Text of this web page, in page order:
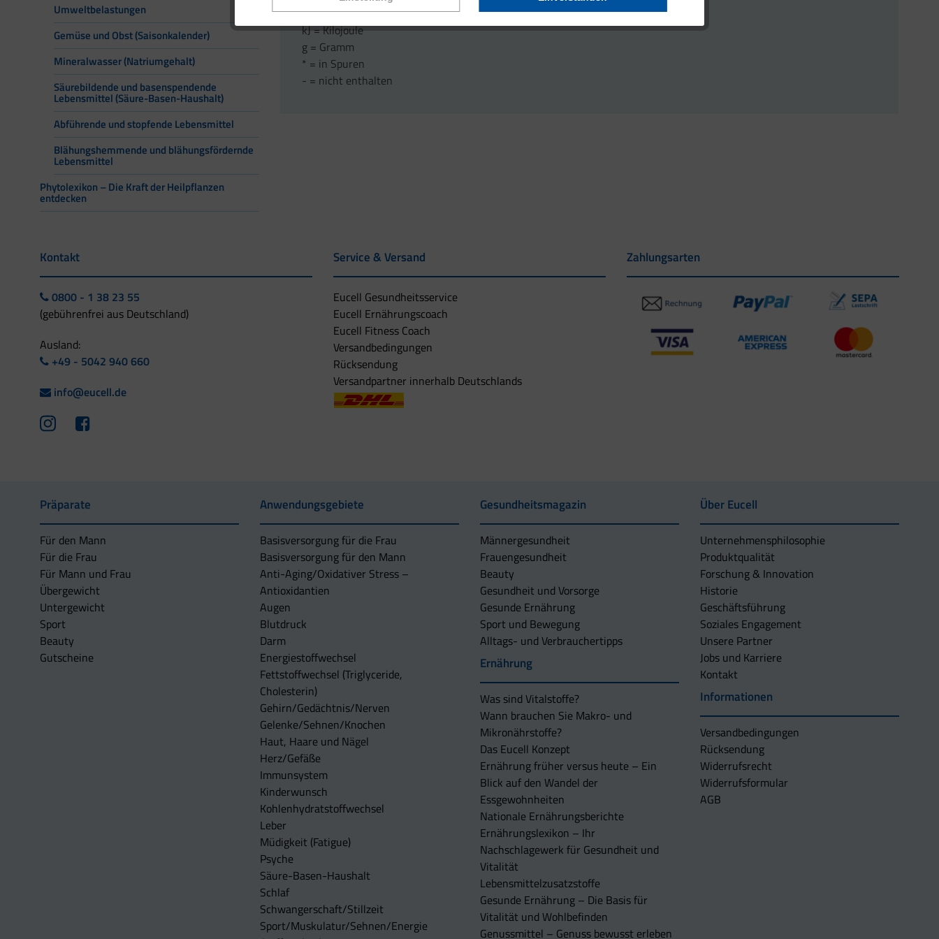
Umweltbelastungen
Gemüse und Obst (Saisonkalender)
Mineralwasser (Natriumgehalt)
Säurebildende und basenspendende
Lebensmittel (Säure-Basen-Haushalt)
Abführende und stopfende Lebensmittel
Blähungshemmende und blähungsfördernde
Lebensmittel
Phytolexikon – Die Kraft der Heilpflanzen
entdecken
kcal = Kilokalorien
kJ = Kilojoule
g = Gramm
* = in Spuren
- = nicht enthalten
Kontakt
0800 - 1 38 23 55
(gebührenfrei aus Deutschland)
Ausland:
+49 - 5042 940 660
info@eucell.de
Service & Versand
Eucell Gesundheitsservice
Eucell Ernährungscoach
Eucell Fitness Coach
Versandbedingungen
Rücksendung
Versandpartner innerhalb Deutschlands
Zahlungsarten
Präparate
Für den Mann
Für die Frau
Für Mann und Frau
Übergewicht
Untergewicht
Sport
Beauty
Gutscheine
Anwendungsgebiete
Basisversorgung für die Frau
Basisversorgung für den Mann
Anti-Aging/Oxidativer Stress –
Antioxidantien
Augen
Blutdruck
Darm
Energiestoffwechsel
Fettstoffwechsel (Triglyceride,
Cholesterin)
Gehirn/Gedächtnis/Nerven
Gelenke/Sehnen/Knochen
Haut, Haare und Nägel
Herz/Gefäße
Immunsystem
Kinderwunsch
Kohlenhydratstoffwechsel
Leber
Müdigkeit (Fatigue)
Psyche
Säure-Basen-Haushalt
Schlaf
Schwangerschaft/Stillzeit
Sport/Muskulatur/Sehnen/Energie
Gesundheitsmagazin
Männergesundheit
Frauengesundheit
Beauty
Gesundheit und Vorsorge
Gesunde Ernährung
Sport und Bewegung
Alltags- und Verbrauchertipps
Ernährung
Was sind Vitalstoffe?
Wann brauchen Sie Makro- und
Mikronährstoffe?
Das Eucell Konzept
Ernährung früher versus heute – Ein
Blick auf den Wandel der
Essgewohnheiten
Nationale Ernährungsberichte
Ernährungslexikon – Ihr
Nachschlagewerk für Gesundheit und
Vitalität
Lebensmittelzusatzstoffe
Gesunde Ernährung – Die Basis für
Vitalität und Wohlbefinden
Genussmittel – Genuss bewusst erleben
Über Eucell
Unternehmens­philosophie
Produktqualität
Forschung & Innovation
Historie
Geschäftsführung
Soziales Engagement
Unsere Partner
Jobs und Karriere
Kontakt
Informationen
Versandbedingungen
Rücksendung
Widerrufsrecht
Widerrufsformular
AGB